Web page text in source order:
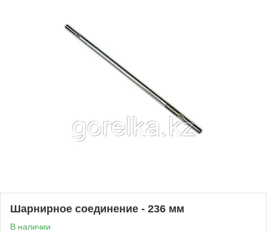
Шарнирное соединение - 236 мм
В наличии